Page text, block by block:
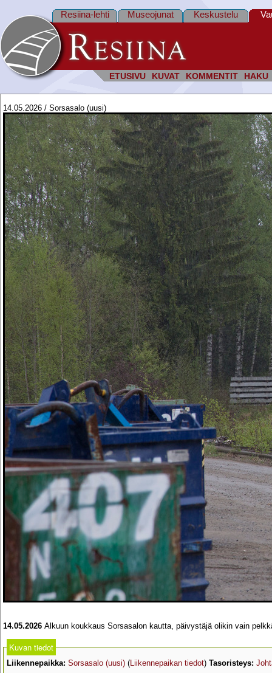
ETUSIVU KUVAT KOMMENTIT HAKU
Resiina-lehti Museojunat Keskustelu
14.05.2026 / Sorsasalo (uusi)
14.05.2026 Alkuun koukkaus Sorsasalon kautta, päivystäjä olikin vain
Kuvan tiedot
Liikennepaikka: Sorsasalo (uusi) (Liikennepaikan tiedot) Tasoristeys: